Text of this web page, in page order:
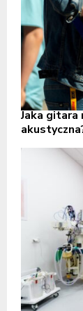
Jaka gitara